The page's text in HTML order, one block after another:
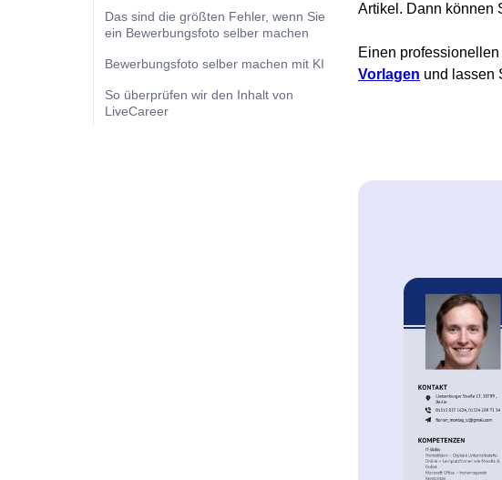
Das sind die größten Fehler, wenn Sie
ein Bewerbungsfoto selber machen
Bewerbungsfoto selber machen mit KI
So überprüfen wir den Inhalt von
LiveCareer
Artikel. Dann können
Einen
Vorlagen und lassen